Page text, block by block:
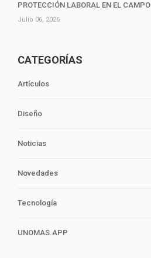
PROTECCIÓN LABORAL EN EL CAMPO
Julio 06, 2026
CATEGORÍAS
Artículos
Diseño
Noticias
Novedades
Tecnología
UNOMAS.APP